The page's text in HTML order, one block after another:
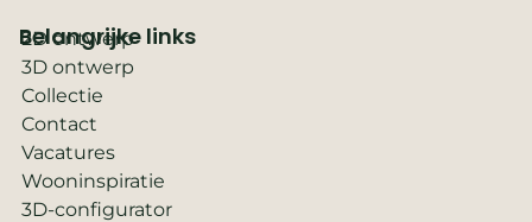
Belangrijke links
2D ontwerp
3D ontwerp
Collectie
Contact
Vacatures
Wooninspiratie
3D-configurator